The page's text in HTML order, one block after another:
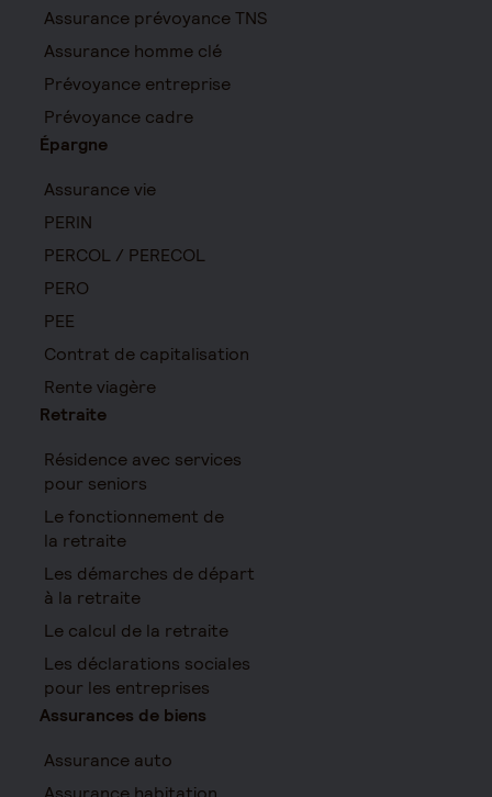
Assurance prévoyance TNS
Assurance homme clé
Prévoyance entreprise
Prévoyance cadre
Épargne
Assurance vie
PERIN
PERCOL / PERECOL
PERO
PEE
Contrat de capitalisation
Rente viagère
Retraite
Résidence avec services
pour seniors
Le fonctionnement de
la retraite
Les démarches de départ
à la retraite
Le calcul de la retraite
Les déclarations sociales
pour les entreprises
Assurances de biens
Assurance auto